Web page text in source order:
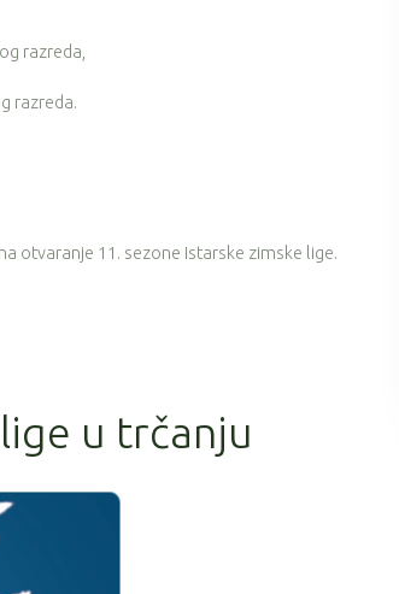
razreda,
razreda.
otvaranje 11. sezone Istarske zimske lige.
u trčanju